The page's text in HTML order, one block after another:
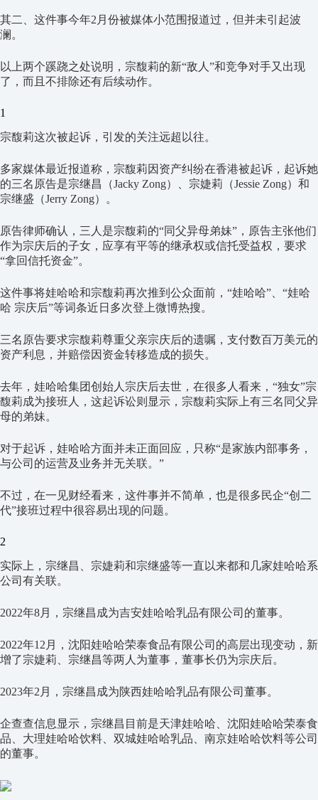
其二、这件事今年2月份被媒体小范围报道过，但并未引起波
澜。
以上两个蹊跷之处说明，宗馥莉的新“敌人”和竞争对手又出现
了，而且不排除还有后续动作。
1
宗馥莉这次被起诉，引发的关注远超以往。
多家媒体最近报道称，宗馥莉因资产纠纷在香港被起诉，起诉她
的三名原告是宗继昌（Jacky Zong）、宗婕莉（Jessie Zong）和
宗继盛（Jerry Zong）。
原告律师确认，三人是宗馥莉的“同父异母弟妹”，原告主张他们
作为宗庆后的子女，应享有平等的继承权或信托受益权，要求
“拿回信托资金”。
这件事将娃哈哈和宗馥莉再次推到公众面前，“娃哈哈”、“娃哈
哈 宗庆后”等词条近日多次登上微博热搜。
三名原告要求宗馥莉尊重父亲宗庆后的遗嘱，支付数百万美元的
资产利息，并赔偿因资金转移造成的损失。
去年，娃哈哈集团创始人宗庆后去世，在很多人看来，“独女”宗
馥莉成为接班人，这起诉讼则显示，宗馥莉实际上有三名同父异
母的弟妹。
对于起诉，娃哈哈方面并未正面回应，只称“是家族内部事务，
与公司的运营及业务并无关联。”
不过，在一见财经看来，这件事并不简单，也是很多民企“创二
代”接班过程中很容易出现的问题。
2
实际上，宗继昌、宗婕莉和宗继盛等一直以来都和几家娃哈哈系
公司有关联。
2022年8月，宗继昌成为吉安娃哈哈乳品有限公司的董事。
2022年12月，沈阳娃哈哈荣泰食品有限公司的高层出现变动，新
增了宗婕莉、宗继昌等两人为董事，董事长仍为宗庆后。
2023年2月，宗继昌成为陕西娃哈哈乳品有限公司董事。
企查查信息显示，宗继昌目前是天津娃哈哈、沈阳娃哈哈荣泰食
品、大理娃哈哈饮料、双城娃哈哈乳品、南京娃哈哈饮料等公司
的董事。